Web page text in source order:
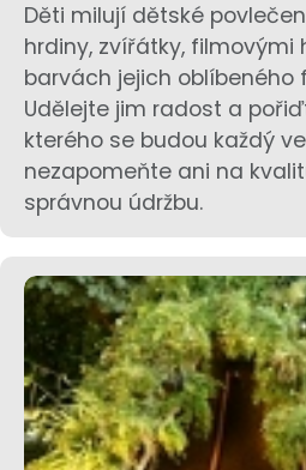
Děti milují dětské
hrdiny, zvířátky, filmovými
barvách jejich oblíbeného
Udělejte jim radost a
kterého se budou každý
nezapomeňte ani na
správnou údržbu.